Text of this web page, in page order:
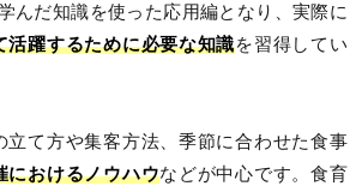
んだ知識を使った応用編となり、実際に
活躍するために必要な知識を習得してい
立て方や集客方法、季節に合わせた食事
におけるノウハウなどが中心です。食育